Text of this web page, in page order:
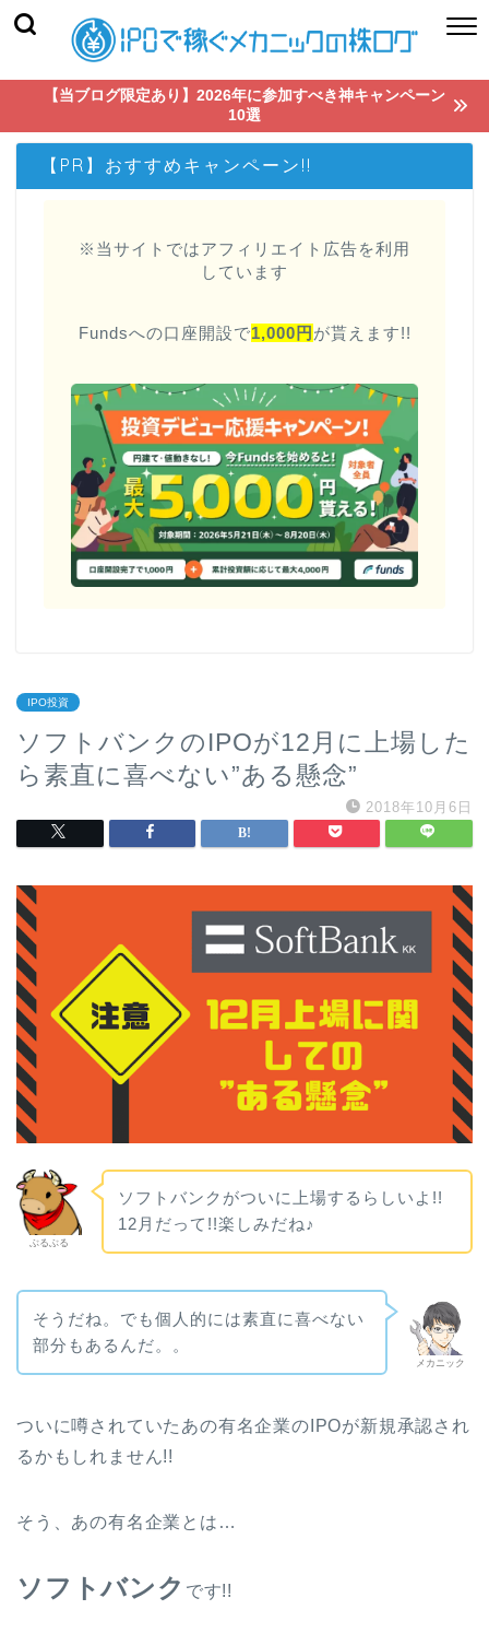
【当ブログ限定あり】2026年に参加すべき神キャンペーン
10選
【PR】おすすめキャンペーン!!
※当サイトではアフィリエイト広告を利用
しています
Fundsへの口座開設で1,000円 が貰えます!!
IPO投資
ソフトバンクのIPOが12月に上場した
ら素直に喜べない”ある懸念”
2018年10月6日
ぶるぶる
ソフトバンクがついに上場するらしいよ!!
12月だって!!楽しみだね♪
メカニック
そうだね。でも個人的には素直に喜べない
部分もあるんだ。。
ついに噂されていたあの有名企業のIPOが新規承認され
るかもしれません!!
そう、あの有名企業とは…
ソフトバンク です!!